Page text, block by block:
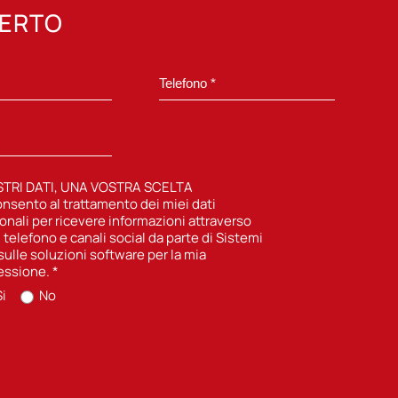
DATI, UNA VOSTRA SCELTA
al trattamento dei miei dati
per ricevere informazioni attraverso
telefono e canali social da parte di Sistemi
soluzioni software per la mia
*
No